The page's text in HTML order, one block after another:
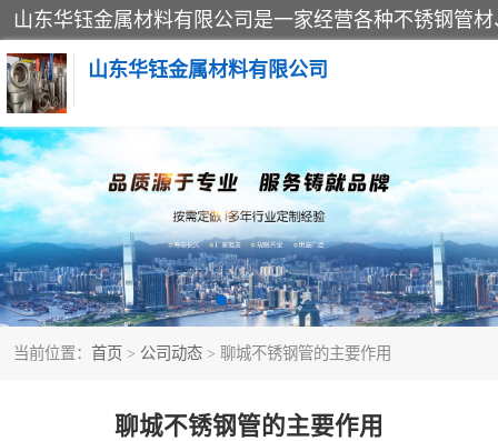
山东华钰金属材料有限公司
当前位置： 首页 > 公司动态 > 聊城不锈钢管的主要作用
聊城不锈钢管的主要作用
不锈钢管
管件标准件
不锈钢人孔
不锈钢角钢